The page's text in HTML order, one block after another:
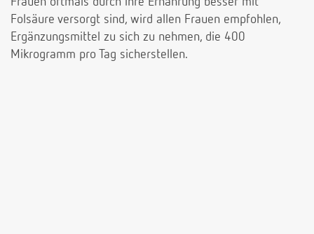
Folsäure versorgt sind, wird allen Frauen empfohlen,
Ergänzungsmittel zu sich zu nehmen, die 400
Mikrogramm pro Tag sicherstellen.